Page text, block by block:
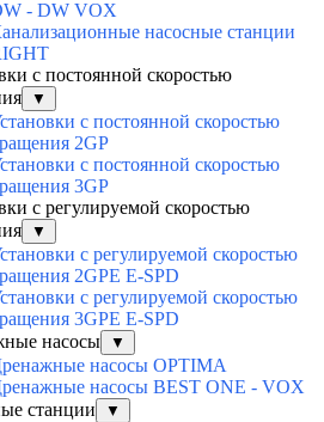
- DW VOX
насосные станции
с постоянной скоростью
▼
с постоянной скоростью
2GP
с постоянной скоростью
3GP
с регулируемой скоростью
▼
с регулируемой скоростью
2GPE E-SPD
с регулируемой скоростью
3GPE E-SPD
насосы
▼
насосы OPTIMA
насосы BEST ONE - VOX
станции
▼